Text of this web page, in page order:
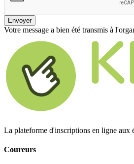
Envoyer
Votre message a bien été transmis à
La plateforme d'inscriptions en ligne aux
Coureurs